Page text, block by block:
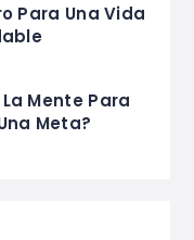
Para Una Vida
Mente Para
Meta?